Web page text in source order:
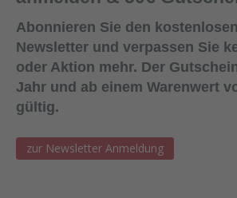
Abonnieren Sie den
Newsletter und verpassen Sie
oder Aktion mehr. Der
Jahr und ab einem Warenwert
gültig.
zur Newsletter Anmeldung